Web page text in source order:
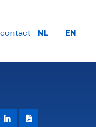
contact NL EN